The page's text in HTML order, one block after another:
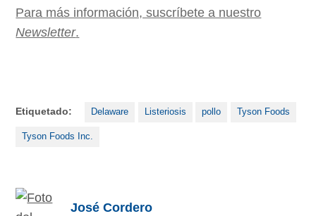
Para más información, suscríbete a nuestro
Newsletter.
Etiquetado: Delaware Listeriosis pollo Tyson Foods
Tyson Foods Inc.
José Cordero